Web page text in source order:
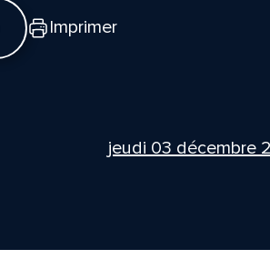
Imprimer
jeudi 03 décembre